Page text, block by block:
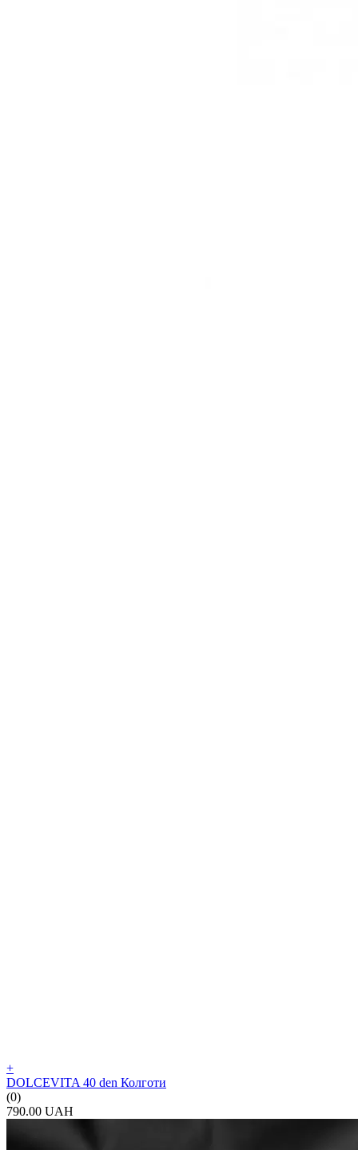
+
DOLCEVITA 40 den Колготи
(0)
790.00 UAH